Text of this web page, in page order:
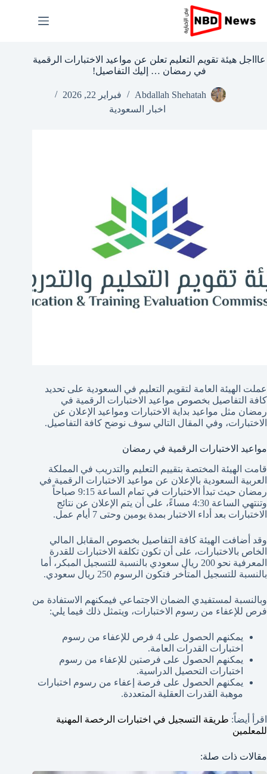
إلى
المحتوى
عاااجل هيئة تقويم التعليم تعلن عن مواعيد الاختبارات الرقمية
في رمضان … إليك التفاصيل!
Abdallah Shehatah
فبراير 22, 2026
اخبار السعودية
عملت الهيئة العامة لتقويم التعليم في السعودية على تحديد
كافة التفاصيل بخصوص مواعيد الاختبارات الرقمية في
رمضان مثل مواعيد بداية الاختبارات ومواعيد الإعلان عن
الاختبارات، وفي المقال التالي سوف نوضح كافة التفاصيل.
مواعيد الاختبارات الرقمية في رمضان
قامت الهيئة المختصة بتقييم التعليم والتدريب في المملكة
العربية السعودية بالإعلان عن مواعيد الاختبارات الرقمية في
رمضان حيث تبدأ الاختبارات في تمام الساعة 9:15 صباحاً
وتنتهي الساعة 4:30 مساءً، على أن يتم الإعلان عن نتائج
الاختبارات بعد أداء الاختبار بمدة يومين وحتى 7 أيام عمل.
وقد أضافت الهيئة كافة التفاصيل بخصوص المقابل المالي
الخاص بالاختبارات، على أن تكون تكلفة الاختبارات للقدرة
المعرفية نحو 200 ريال سعودي بالنسبة للتسجيل المبكر، أما
بالنسبة للتسجيل المتأخر فتكون الرسوم 250 ريال سعودي.
وبالنسبة لمستفيدي الضمان الاجتماعي فيمكنهم الاستفادة من
فرص للإعفاء من رسوم الاختبارات، ويتمثل ذلك فيما يلي:
يمكنهم الحصول على 4 فرص للإعفاء من رسوم
اختبارات القدرات العامة.
يمكنهم الحصول على فرصتين للإعفاء من رسوم
اختبارات التحصيل الدراسية.
يمكنهم الحصول على فرصة إعفاء من رسوم اختبارات
موهبة القدرات العقلية المتعددة.
اقرأ أيضاً: طريقة التسجيل في اختبارات الرخصة المهنية
للمعلمين
مقالات ذات صلة: